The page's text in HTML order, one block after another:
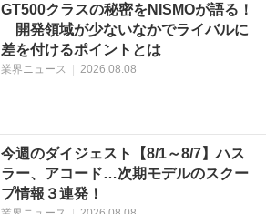
GT500クラスの秘密をNISMOが語る！
開発領域が少ないなかでライバルに
差を付けるポイントとは
業界ニュース | 2026.08.08
今週のダイジェスト【8/1～8/7】ハス
ラー、アコード…次期モデルのスクー
プ情報３連発！